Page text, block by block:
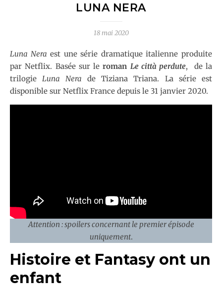
LUNA NERA
18 mai 2020
Luna Nera est une série dramatique italienne produite
par Netflix. Basée sur leroman Le città perdute, de la
trilogieLuna Nera de Tiziana Triana. La série est
disponible sur Netflix France depuis le 31 janvier 2020.
Attention : spoilers concernant le premier épisode
uniquement.
Histoire et Fantasy ont un
enfant